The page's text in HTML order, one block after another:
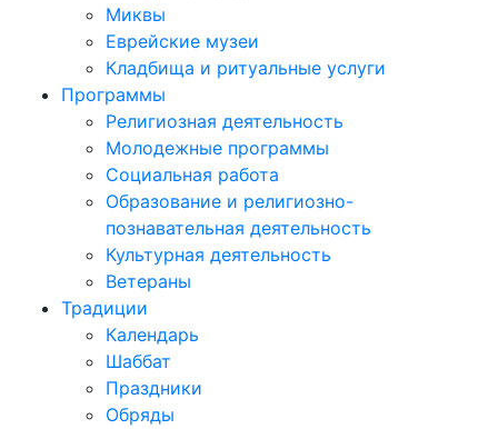
Миквы
Еврейские музеи
Кладбища и ритуальные услуги
Программы
Религиозная деятельность
Молодежные программы
Социальная работа
Образование и религиозно-
познавательная деятельность
Культурная деятельность
Ветераны
Традиции
Календарь
Шаббат
Праздники
Обряды